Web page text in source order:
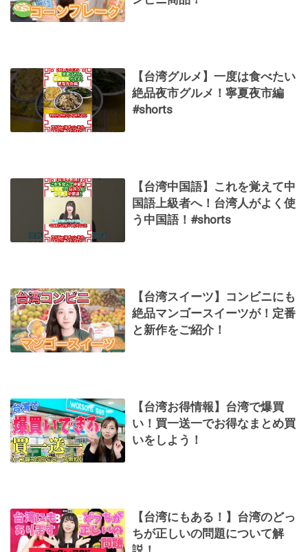
【台湾グルメ】一度は食べたい
絶品夜市グルメ！寧夏夜市編
#shorts
【台湾中国語】これを覚えて中
国語上級者へ！台湾人がよく使
う中国語！#shorts
【台湾スイーツ】コンビニにも
絶品マンゴースイーツが！定番
と新作をご紹介！
【台湾お得情報】台湾で爆買
い！買一送一でお得なまとめ買
いをしよう！
【台湾にもある！】台湾のどっ
ちが正しいの問題について解